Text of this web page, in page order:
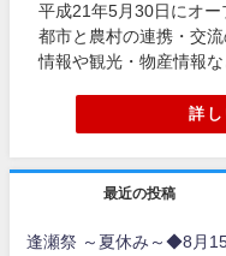
平成21年5月30日にオー
都市と農村の連携・交
情報や観光・物産情報
詳
最近の投稿
逢瀬祭 ～夏休み～◆8月